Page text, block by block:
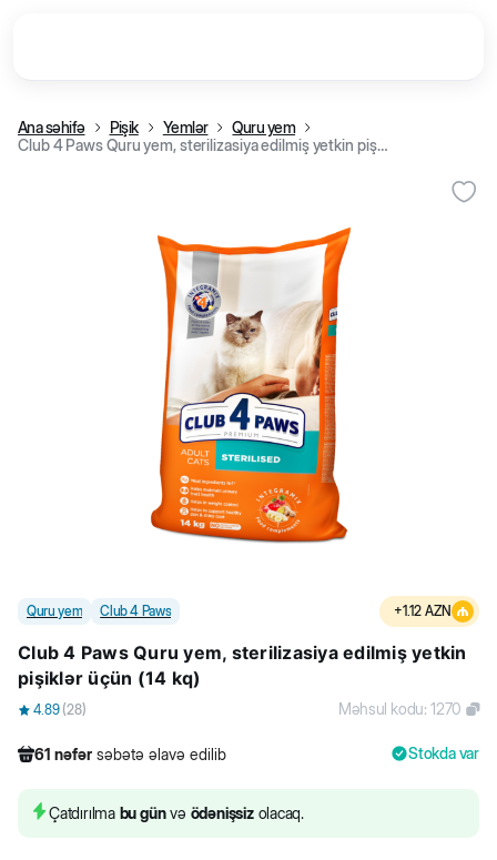
Ana səhifə Pişik Yemlər
Quru yem
Club 4 Paws Quru yem, sterilizasiya edilmiş yetkin pişiklər üçün (14 kq)
Quru yem Club 4 Paws +1.12 AZN
Club 4 Paws Quru yem, sterilizasiya edilmiş yetkin
pişiklər üçün (14 kq)
4.89 (28) Məhsul kodu:1270
61 nəfər səbətə əlavə edilib
780 nəfər məhsulu alıb
Stokda var
Çatdırılma bu günvə ödənişsizolacaq.